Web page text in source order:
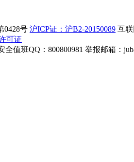
0428号 沪ICP证：沪B2-20150089 互
可证
全值班QQ：800800981 举报邮箱：